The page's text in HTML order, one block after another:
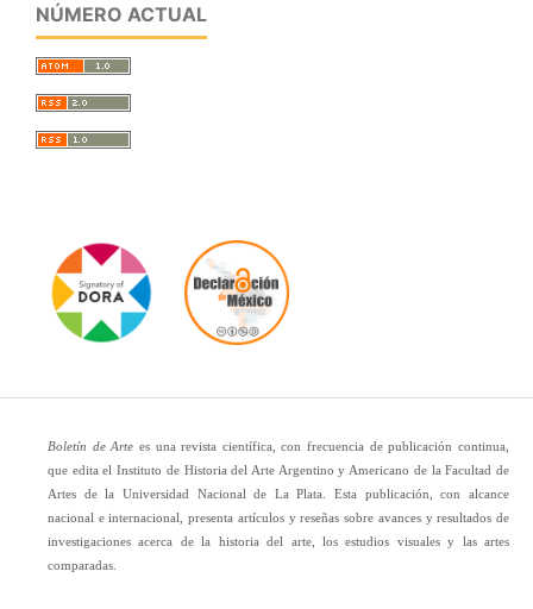
NÚMERO ACTUAL
Boletín de Arte es una revista científica, con frecuencia de publicación continua,
que edita el Instituto de Historia del Arte Argentino y Americano de la Facultad de
Artes de la Universidad Nacional de La Plata. Esta publicación, con alcance
nacional e internacional, presenta artículos y reseñas sobre avances y resultados de
investigaciones acerca de la historia del arte, los estudios visuales y las artes
comparadas.